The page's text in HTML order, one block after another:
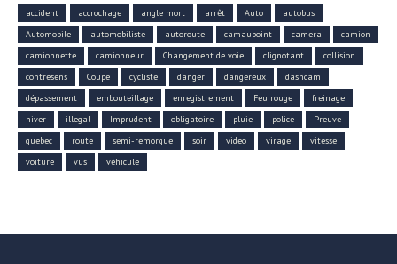
accident accrochage angle mort arrêt Auto
autobus
Automobile
automobiliste autoroute camaupoint camera
camion
camionnette
camionneur Changement de voie clignotant
collision
contresens
Coupe cycliste danger dangereux
dashcam
dépassement
embouteillage enregistrement Feu rouge
freinage
hiver
illegal Imprudent obligatoire pluie police
Preuve
quebec
route semi-remorque soir video virage
vitesse
voiture
vus véhicule